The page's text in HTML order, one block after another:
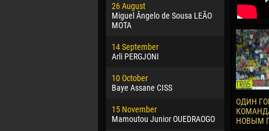
26 August
Miguel Ângelo de Sousa LEÃO
MOTA
14 September
Arli PERGJONI
10 October
Baye Assane CISS
15 November
Mamoutou Junior OUEDRAOGO
30 January
Dhoraso
24
Vladislav
02 March
Veaceslav
09 March
Emmanuel
ОДИН
НОВЫМ